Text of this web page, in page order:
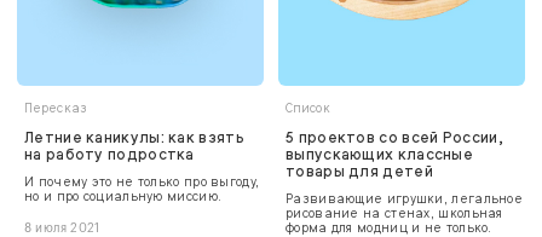
Пересказ
Летние каникулы: как взять
на работу подростка
И почему это не только про выгоду,
но и про социальную миссию.
8 июля 2021
Список
5 проектов со всей России,
выпускающих классные
товары для детей
Развивающие игрушки, легальное
рисование на стенах, школьная
форма для модниц и не только.